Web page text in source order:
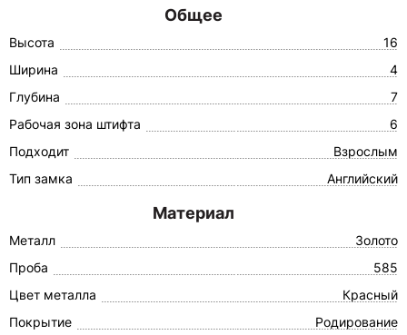
Общее
Высота
16
Ширина
4
Глубина
7
Рабочая зона штифта
6
Подходит
Взрослым
Тип замка
Английский
Материал
Металл
Золото
Проба
585
Цвет металла
Красный
Покрытие
Родирование